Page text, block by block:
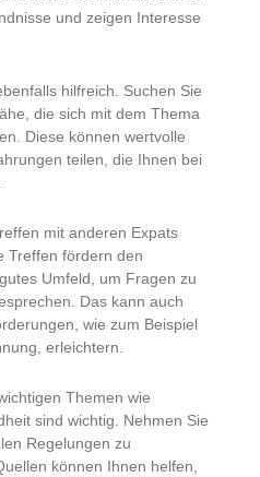
und zeigen Interesse
hilfreich. Suchen Sie
die sich mit dem Thema
Diese können wertvolle
teilen, die Ihnen bei
mit anderen Expats
Treffen fördern den
Umfeld, um Fragen zu
Das kann auch
wie zum Beispiel
erleichtern.
Themen wie
sind wichtig. Nehmen Sie
Regelungen zu
können Ihnen helfen,